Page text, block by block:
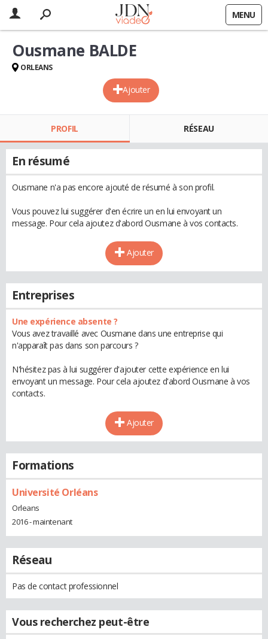
MENU
Ajouter
Ousmane BALDE
ORLEANS
PROFIL RÉSEAU
En résumé
Ousmane n'a pas encore ajouté de résumé à son profil.
Vous pouvez lui suggérer d'en écrire un en lui envoyant un
message. Pour cela ajoutez d'abord Ousmane à vos contacts.
Ajouter
Entreprises
Une expérience absente ?
Vous avez travaillé avec Ousmane dans une entreprise qui
n'apparaît pas dans son parcours ?
N'hésitez pas à lui suggérer d'ajouter cette expérience en lui
envoyant un message. Pour cela ajoutez d'abord Ousmane à vos
contacts.
Ajouter
Formations
Université Orléans
Orleans
2016 - maintenant
Réseau
Pas de contact professionnel
Vous recherchez peut-être